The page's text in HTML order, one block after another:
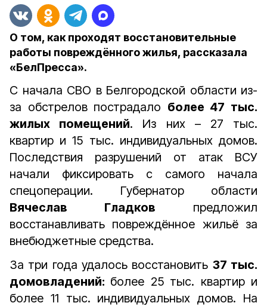
О том, как проходят восстановительные
работы повреждённого жилья, рассказала
«БелПресса».
С начала СВО в Белгородской области из-
за обстрелов пострадало более 47 тыс.
жилых помещений. Из них – 27 тыс.
квартир и 15 тыс. индивидуальных домов.
Последствия разрушений от атак ВСУ
начали фиксировать с самого начала
спецоперации. Губернатор области
Вячеслав Гладков предложил
восстанавливать повреждённое жильё за
внебюджетные средства.
За три года удалось восстановить 37 тыс.
домовладений: более 25 тыс. квартир и
более 11 тыс. индивидуальных домов. На